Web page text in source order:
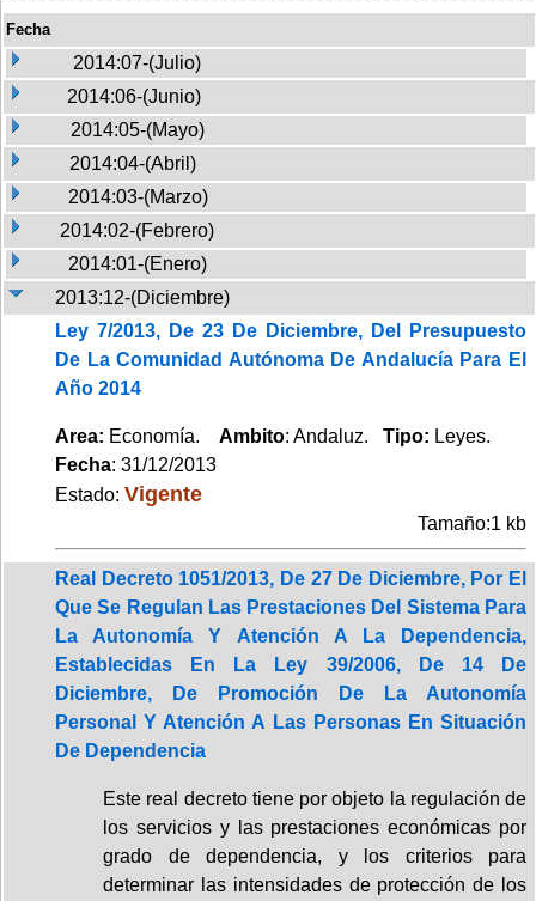
Fecha
2014:07-(Julio)
2014:06-(Junio)
2014:05-(Mayo)
2014:04-(Abril)
2014:03-(Marzo)
2014:02-(Febrero)
2014:01-(Enero)
2013:12-(Diciembre)
Ley 7/2013, De 23 De Diciembre, Del Presupuesto
De La Comunidad Autónoma De Andalucía Para El
Año 2014
Area: Economía. Ambito: Andaluz. Tipo: Leyes.
Fecha: 31/12/2013
Estado: Vigente
Tamaño:1 kb
Real Decreto 1051/2013, De 27 De Diciembre, Por El
Que Se Regulan Las Prestaciones Del Sistema Para
La Autonomía Y Atención A La Dependencia,
Establecidas En La Ley 39/2006, De 14 De
Diciembre, De Promoción De La Autonomía
Personal Y Atención A Las Personas En Situación
De Dependencia
Este real decreto tiene por objeto la regulación de
los servicios y las prestaciones económicas por
grado de dependencia, y los criterios para
determinar las intensidades de protección de los